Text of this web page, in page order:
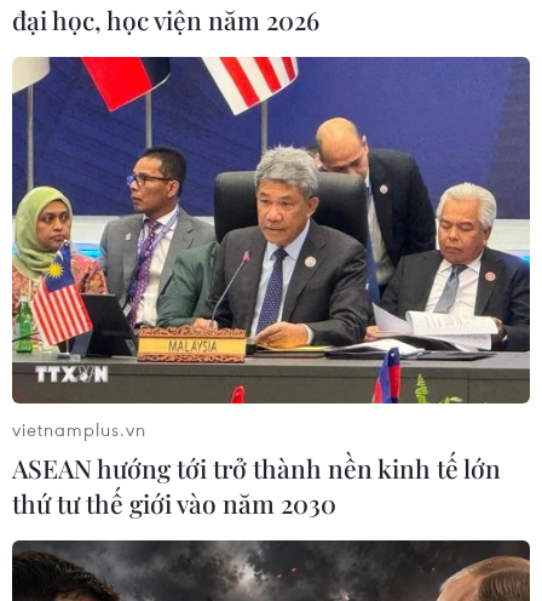
nhiệm về chất lượng khẩu trang y tế và cam kết
(TTXVN/Vietnam+)
#COVID-19
#xuất khẩu khẩu trang y tế
#khẩu trang y tế
đại học, học viện năm 2026
vietnamplus.vn
ASEAN hướng tới trở thành nền kinh tế lớn
thứ tư thế giới vào năm 2030